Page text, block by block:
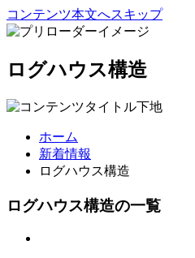
コンテンツ本文へスキップ
ログハウス構造
ホーム
新着情報
ログハウス構造
ログハウス構造の一覧